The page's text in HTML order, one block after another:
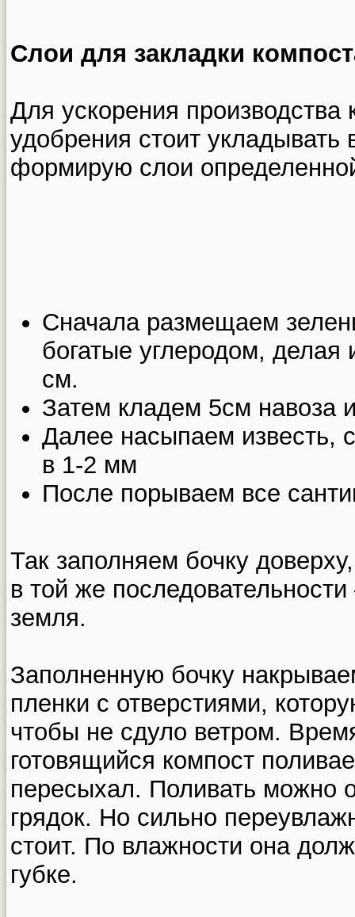
Слои для закладки
Для ускорения
удобрения стоит
формирую слои
Сначала размещаем
богатые углеродом,
см.
Затем кладем 5см навоза
Далее насыпаем известь,
в 1-2 мм
После порываем все
Так заполняем бочку
в той же
земля.
Заполненную бочку
пленки с отверстиями,
чтобы не сдуло ветром.
готовящийся компост
пересыхал. Поливать можно
грядок. Но сильно
стоит. По влажности она
губке.